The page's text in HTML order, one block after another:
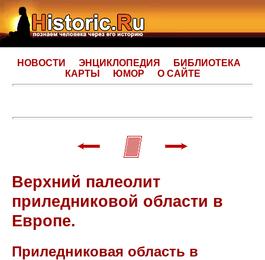
НОВОСТИ ЭНЦИКЛОПЕДИЯ
БИБЛИОТЕКА
КАРТЫ
ЮМОР О САЙТЕ
Верхний палеолит
приледниковой области в
Европе.
Приледниковая область в